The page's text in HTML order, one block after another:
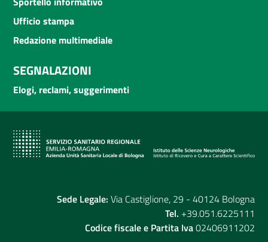
Ufficio stampa
Redazione multimediale
SEGNALAZIONI
Elogi, reclami, suggerimenti
Sede Legale: Via Castiglione, 29 - 40124 Bologna
Tel. +39.051.6225111
Codice fiscale e Partita Iva02406911202